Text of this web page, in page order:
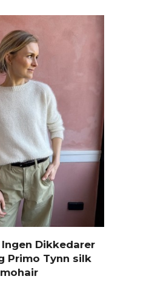
Dikkedarer
Primo Tynn silk
mohair